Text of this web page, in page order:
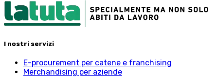
I nostri servizi
E-procurement per catene e franchising
Merchandising per aziende